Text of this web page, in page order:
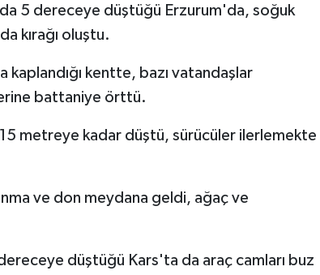
5 dereceye düştüğü Erzurum'da, soğuk
kırağı oluştu.
kaplandığı kentte, bazı vatandaşlar
battaniye örttü.
metreye kadar düştü, sürücüler ilerlemekte
ve don meydana geldi, ağaç ve
dereceye düştüğü Kars'ta da araç camları buz